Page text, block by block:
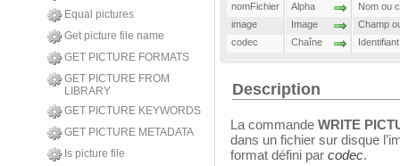
Equal pictures
Get picture file name
GET PICTURE FORMATS
GET PICTURE FROM
LIBRARY
GET PICTURE KEYWORDS
GET PICTURE METADATA
Is picture file
nomFichier
Alpha
Nom ou
image
Image
Champ
codec
Chaîne
Description
La commande WRITE
dans un fichier sur disque
format défini par codec.